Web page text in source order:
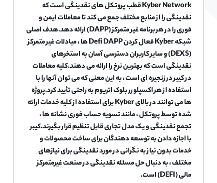
Kyber Network قطب پروتکل های نقدینگی است که
نقدینگی را از منابع مختلف جمع می کند تا معاملات ایمن و
فوری را در هر برنامه غیر متمرکز (DAPP) ارائه دهد.هدف اصلی
شبکه Kyber فعال کردن Defi DAPP ها ، مبادلات غیر متمرکز
(DEXS) و سایر کاربران دسترسی آسان به استخرهای
نقدینگی است که بهترین نرخ را ارائه می دهند.کلیه معاملات
در کیبر در زنجیره ای است ، به این معنی که می توان آنها را با
استفاده از هر اکسپلورر بلوک اتریوم به راحتی تأیید کرد.پروژه
ها می توانند در بالای Kyber برای استفاده از کلیه خدمات ارائه
شده توسط پروتکل ، مانند تسویه حساب فوری نشانه ها ،
تجمع نقدینگی و یک مدل تجاری قابل تنظیم قرار بگیرند.کیبر
با اجازه دادن به توسعه دهندگان برای ساخت محصولات و
خدمات بدون نیاز به نگرانی در مورد نقدینگی برای نیازهای
مختلف ، به دنبال حل مسئله نقدینگی در صنعت غیرمتمرکز
مالی (DEFI) است.